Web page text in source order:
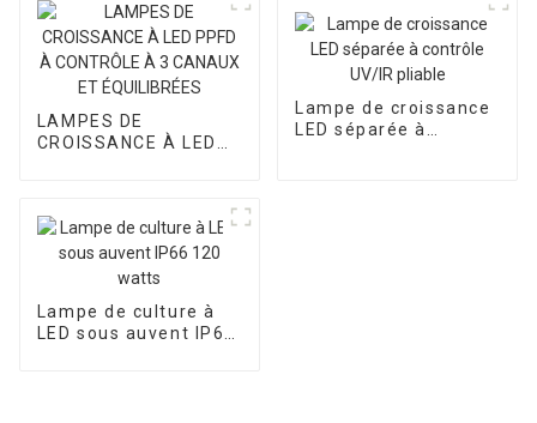
LAMPES DE
CROISSANCE À LED
Lampe de croissance
LED séparée à
Lampe de culture à
LED sous auvent IP66